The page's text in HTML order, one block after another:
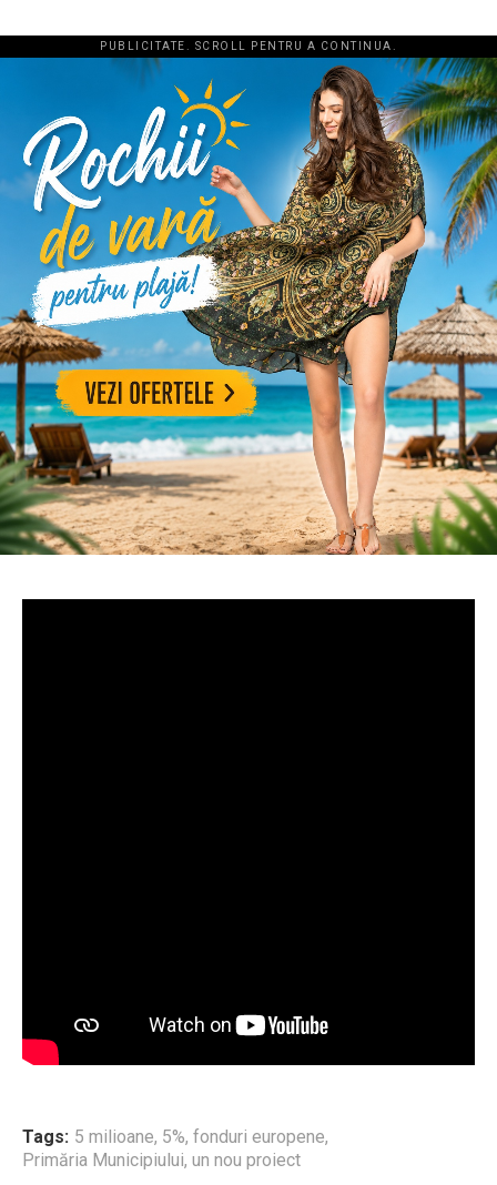
PUBLICITATE. SCROLL PENTRU A CONTINUA.
Tags: 5 milioane, 5%, fonduri europene,
Primăria Municipiului, un nou proiect